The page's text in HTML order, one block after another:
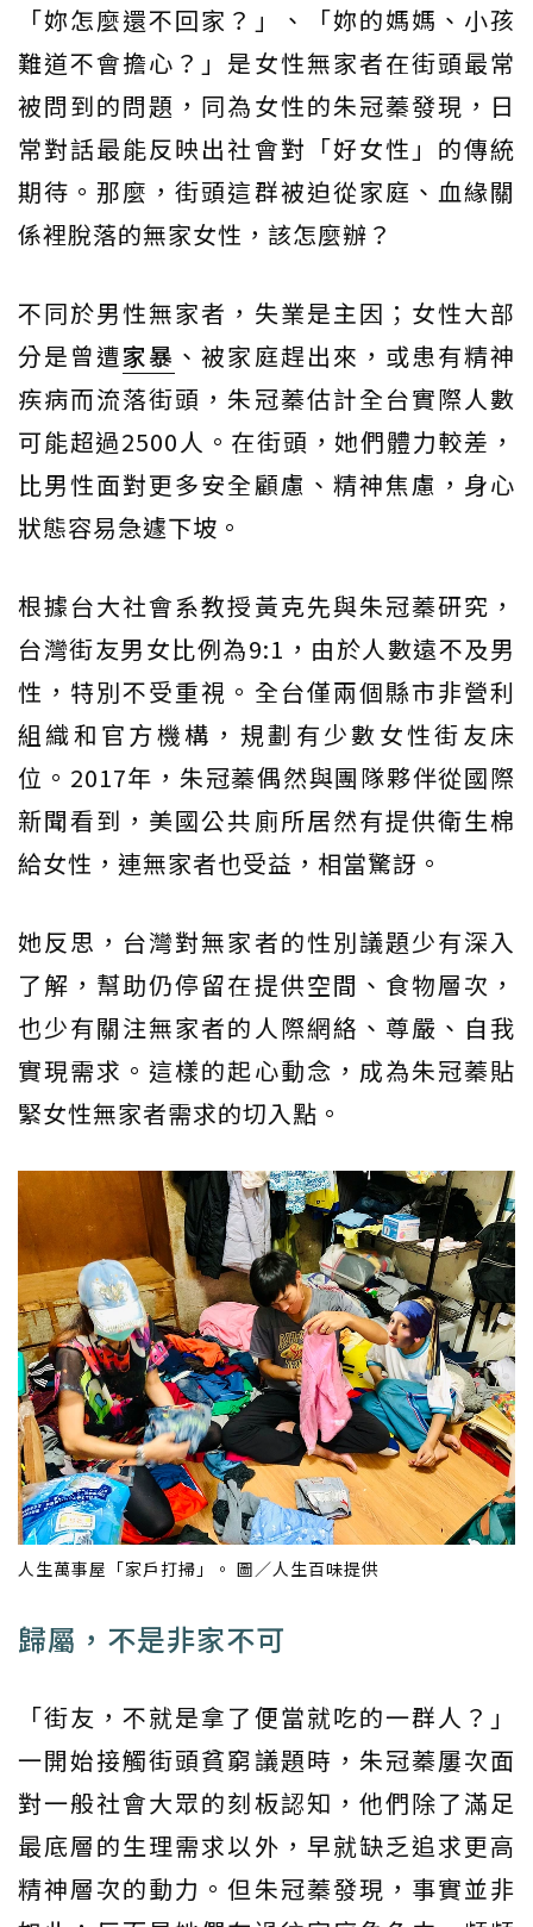
「妳怎麼還不回家？」、「妳的媽媽、小孩
難道不會擔心？」是女性無家者在街頭最常
被問到的問題，同為女性的朱冠蓁發現，日
常對話最能反映出社會對「好女性」的傳統
期待。那麼，街頭這群被迫從家庭、血緣關
係裡脫落的無家女性，該怎麼辦？
不同於男性無家者，失業是主因；女性大部
分是曾遭家暴 、被家庭趕出來，或患有精神
疾病而流落街頭，朱冠蓁估計全台實際人數
可能超過2500人。在街頭，她們體力較差，
比男性面對更多安全顧慮、精神焦慮，身心
狀態容易急遽下坡。
根據台大社會系教授黃克先與朱冠蓁研究，
台灣街友男女比例為9:1，由於人數遠不及男
性，特別不受重視。全台僅兩個縣市非營利
組織和官方機構，規劃有少數女性街友床
位。2017年，朱冠蓁偶然與團隊夥伴從國際
新聞看到，美國公共廁所居然有提供衛生棉
給女性，連無家者也受益，相當驚訝。
她反思，台灣對無家者的性別議題少有深入
了解，幫助仍停留在提供空間、食物層次，
也少有關注無家者的人際網絡、尊嚴、自我
實現需求。這樣的起心動念，成為朱冠蓁貼
緊女性無家者需求的切入點。
人生萬事屋「家戶打掃」。 圖／人生百味提供
歸屬，不是非家不可
「街友，不就是拿了便當就吃的一群人？」
一開始接觸街頭貧窮議題時，朱冠蓁屢次面
對一般社會大眾的刻板認知，他們除了滿足
最底層的生理需求以外，早就缺乏追求更高
精神層次的動力。但朱冠蓁發現，事實並非